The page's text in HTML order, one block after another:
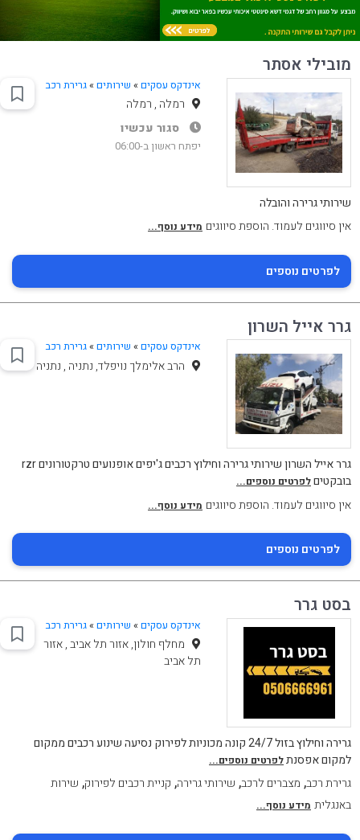
מובילי אסתר
אינדקס עסקים » שירותים»גרירת רכב
רמלה , רמלה
סגור עכשיו
יפתח ראשון ב-06:00
שירותי גרירה והובלה
אין סיווגים לעמוד. הוספת סיווגים מידע נוסף...
לפרטים נוספים
גרר אייל השרון
אינדקס עסקים » שירותים»גרירת רכב
הרב אלימלך נויפלד, נתניה , נתניה
גרר אייל השרון שירותי גרירה וחילוץ רכבים ג'יפים אופנועים טרקטורונים rzr
בובקטיםלפרטים נוספים...
אין סיווגים לעמוד. הוספת סיווגים מידע נוסף...
לפרטים נוספים
בסט גרר
אינדקס עסקים » שירותים»גרירת רכב
מחלף חולון, אזור תל אביב , אזור
תל אביב
גרירה וחילוץ בזול 24/7 קונה מכוניות לפירוק נסיעה שינוע רכבים ממקום
למקום אפסנתלפרטים נוספים...
גרירת רכב, מצברים לרכב, שירותי גרירה, קניית רכבים לפירוק, שירות
באנגלית מידע נוסף...